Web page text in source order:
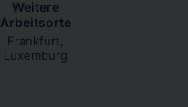
Weitere
Arbeitsorte
Frankfurt,
Luxemburg